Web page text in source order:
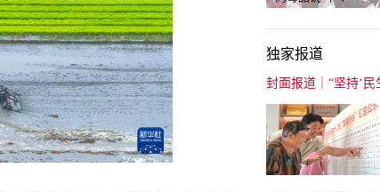
独家报道